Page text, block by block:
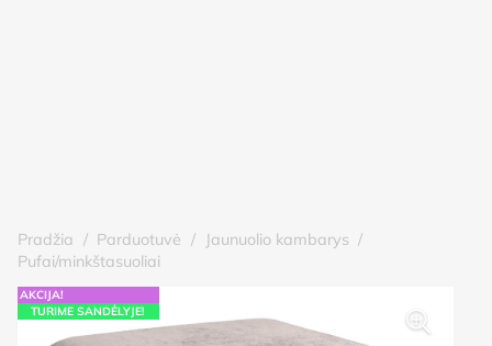
Pradžia / Parduotuvė / Jaunuolio kambarys /
Pufai/minkštasuoliai
AKCIJA!
TURIME SANDĖLYJE!